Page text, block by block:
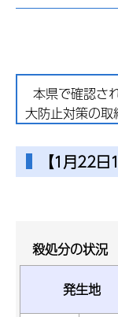
本県で確認さ
大防止対策の取
【1月22日
殺処分の状況
発生地